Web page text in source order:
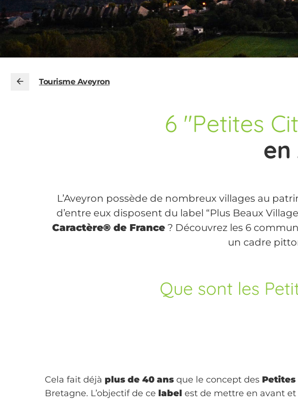
Tourisme Aveyron
6 "Petites
en
L’Aveyron possède de nombreux villages au
d’entre eux disposent du label “Plus Beaux
Caractère® de France ? Découvrez les 6
un cadre
Que sont les
Cela fait déjà plus de 40 ans que le concept des Petites
Bretagne. L’objectif de ce label est de mettre en avant et